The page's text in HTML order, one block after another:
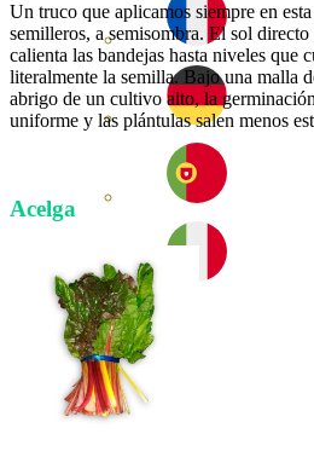
Un truco que aplicamos siempre en
semilleros, a semisombra. El sol
calienta las bandejas hasta niveles que
literalmente la semilla. Bajo una malla
abrigo de un cultivo alto, la
uniforme y las plántulas salen menos
Acelga